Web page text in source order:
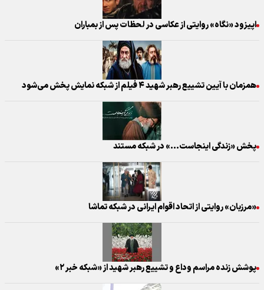
اپیزود «نگاه» روایتی از عکاسی در لحظات پس از بمباران
همزمان با آیین تشییع رهبر شهید ۴ فیلم از شبکه نمایش پخش می‌شود
پخش «زندگی اینجاست...» در شبکه مستند
«مرزبان» روایتی از اتحاد اقوام ایرانی در شبکه تماشا
پوشش زنده مراسم وداع و تشییع رهبر شهید از «شبکه خبر ۲»